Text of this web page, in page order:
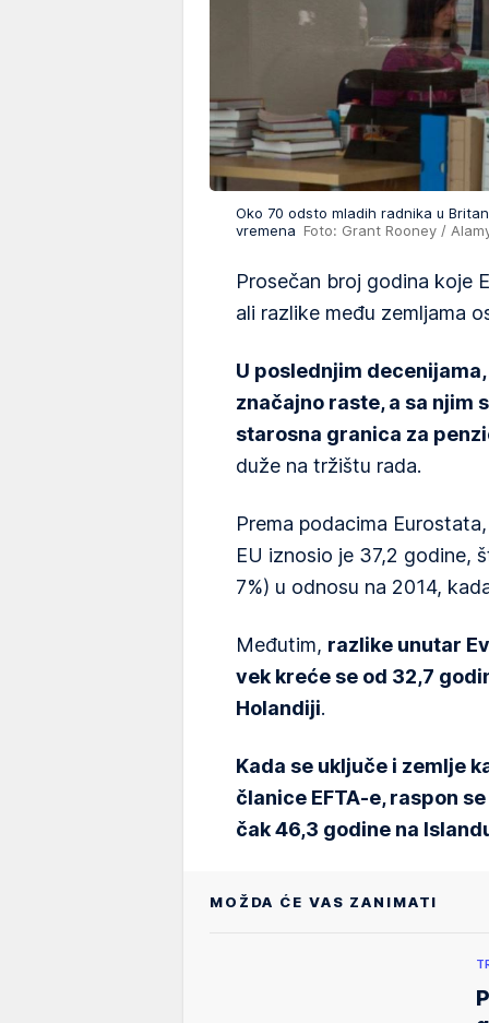
Oko 70 odsto mladih radnika u
vremena Foto: Grant Rooney /
Prosečan broj godina koje
ali razlike među zemljama
U poslednjim
značajno raste, a sa njim
starosna granica za
duže na tržištu rada.
Prema podacima
EU iznosio je 37,2 godine,
7%) u odnosu na 2014,
Međutim, razlike unutar
vek kreće se od 32,7
Holandiji.
Kada se uključe i zemlje
članice EFTA-e, raspon
čak 46,3 godine na
MOŽDA ĆE VAS ZANIMATI